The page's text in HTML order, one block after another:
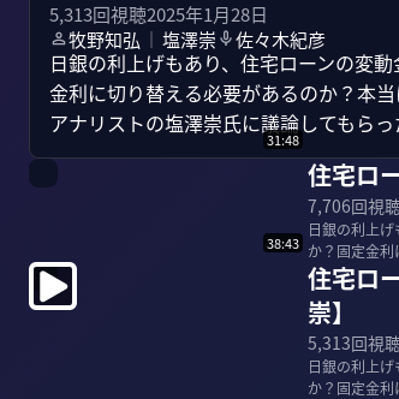
5,313回視聴2025年1月28日
牧野知弘 ｜ 塩澤崇 佐々木紀彦
日銀の利上げもあり、住宅ローンの変
金利に切り替える必要があるのか？本
アナリストの塩澤崇氏に議論してもらっ
31:48
住宅ロ
7,706回視
日銀の利上
か？固定金
研代表と、住
38:43
住宅ロ
崇】
5,313回視
日銀の利上
か？固定金